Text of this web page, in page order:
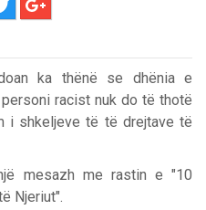
ka thënë se dhënia e
racist nuk do të thotë
i shkeljeve të të drejtave të
mesazh me rastin e "10
Njeriut".